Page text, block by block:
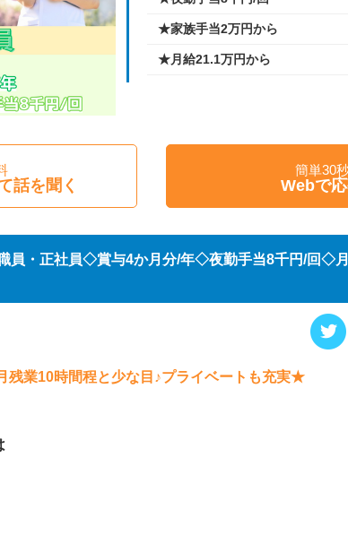
★家族手当2万円から
★月給21.1万円から
話を聞く
簡単30
Webで
職員・正社員◇賞与4か月分/年◇夜勤手当8千円/回◇
残業10時間程と少な目♪プライベートも充実★